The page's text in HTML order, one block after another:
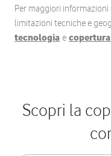
Per maggiori
limitazioni tecniche e
tecnologia e
Scopri la